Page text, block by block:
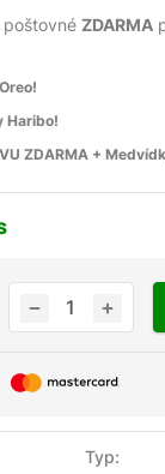
poštovné ZDARMA
Haribo!
ZDARMA +
Typ: